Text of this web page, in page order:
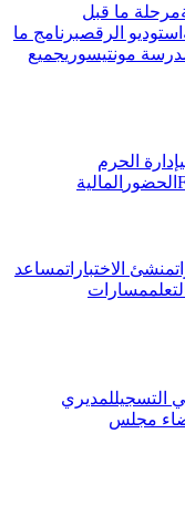
مرحلة ما قبل
استوديو الرقصبرنامج ما
مونتيسوريجميع
إدارة الحرم
الحضور المالية
منشئ الاختباراتمساعد
مسارات
التسجيللمديري
مجلس